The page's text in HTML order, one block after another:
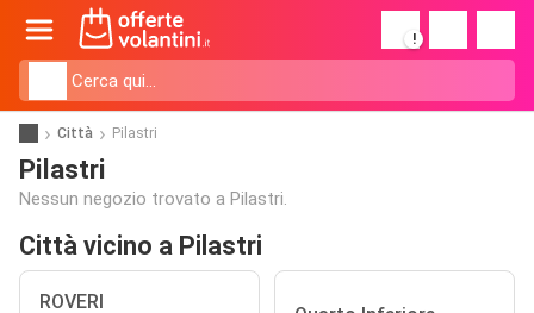
!
Città Pilastri
Pilastri
Nessun negozio trovato a Pilastri.
Città vicino a Pilastri
ROVERI